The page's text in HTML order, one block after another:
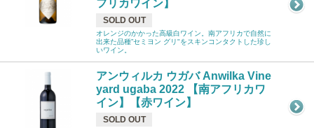
フリカワイン】
SOLD OUT
オレンジのかかった高級白ワイン。南アフリカで自然に
出来た品種”セミヨン グリ"をスキンコンタクトした珍し
いワイン。
アンウィルカ ウガバ Anwilka Vine
yard ugaba 2022 【南アフリカワ
イン】【赤ワイン】
SOLD OUT